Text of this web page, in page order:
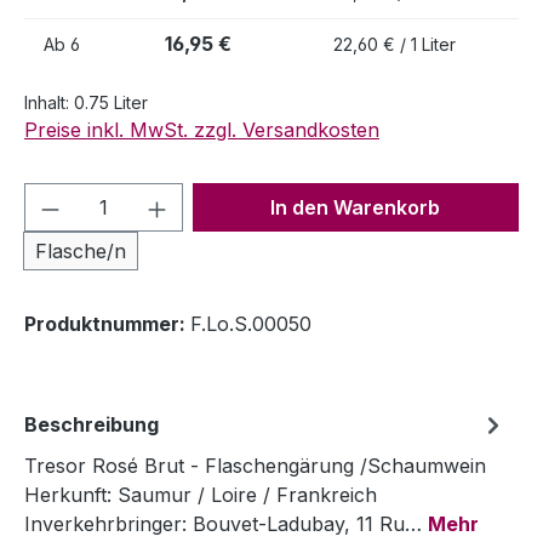
Ab 6 16,95 € 22,60 € / 1 Liter
Inhalt: 0.75 Liter
Preise inkl. MwSt. zzgl. Versandkosten
Produkt Anzahl: Gib den
Flasche/n
In den Warenkorb
Produktnummer: F.Lo.S.00050
Beschreibung
Tresor Rosé Brut - Flaschengärung /Schaumwein
Herkunft: Saumur / Loire / Frankreich
Inverkehrbringer: Bouvet-Ladubay, 11 Ru… Mehr